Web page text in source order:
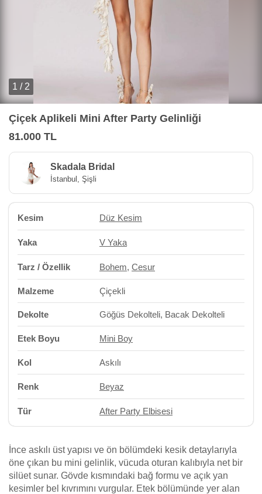
1 / 2
Çiçek Aplikeli Mini After Party Gelinliği
81.000 TL
Skadala Bridal
İstanbul, Şişli
Kesim Düz Kesim
Yaka V Yaka
Tarz / Özellik Bohem, Cesur
Malzeme Çiçekli
Dekolte Göğüs Dekolteli, Bacak Dekolteli
Etek Boyu Mini Boy
Kol Askılı
Renk Beyaz
Tür After Party Elbisesi
İnce askılı üst yapısı ve ön bölümdeki kesik detaylarıyla
öne çıkan bu mini gelinlik, vücuda oturan kalıbıyla net bir
silüet sunar. Gövde kısmındaki bağ formu ve açık yan
kesimler bel kıvrımını vurgular. Etek bölümünde yer alan